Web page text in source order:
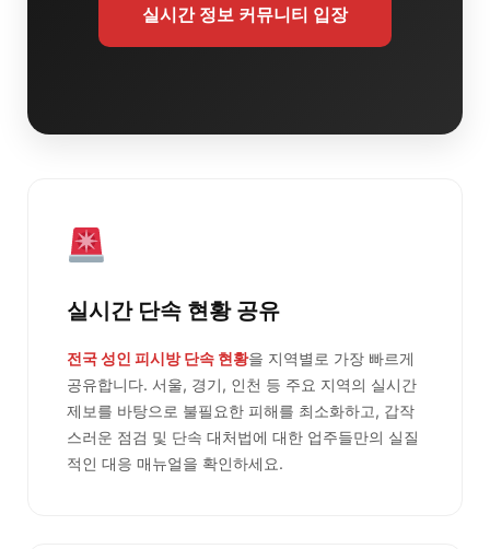
실시간 정보 커뮤니티 입장
실시간 단속 현황 공유
전국 성인 피시방 단속 현황을 지역별로 가장 빠르게
공유합니다. 서울, 경기, 인천 등 주요 지역의 실시간
제보를 바탕으로 불필요한 피해를 최소화하고, 갑작
스러운 점검 및 단속 대처법에 대한 업주들만의 실질
적인 대응 매뉴얼을 확인하세요.